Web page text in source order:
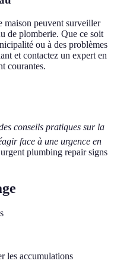
maison peuvent surveiller
de plomberie. Que ce soit
ou à des problèmes
et contactez un expert en
courantes.
conseils pratiques sur la
face à une urgence en
plumbing repair signs
les accumulations